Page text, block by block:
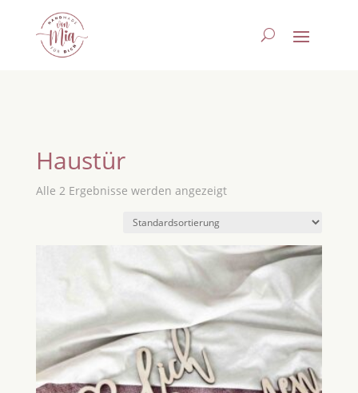
Haustür
Alle 2 Ergebnisse werden angezeigt